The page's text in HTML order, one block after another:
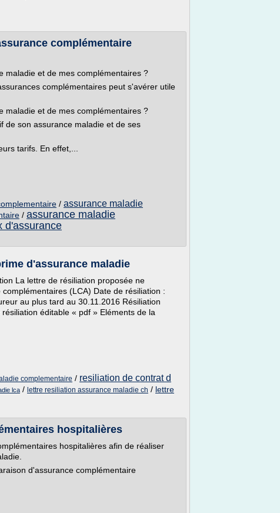
complémentaire
maladie et de mes complémentaires ?
complémentaires peut s'avérer utile
maladie et de mes complémentaires ?
de son assurance maladie et de ses
tarifs. En effet,...
/ assurance maladie
/ assurance maladie
d'assurance
d'assurance maladie
La lettre de résiliation proposée ne
(LCA) Date de résiliation :
au plus tard au 30.11.2016 Résiliation
éditable « pdf » Eléments de la
complementaire / resiliation de contrat d
lca / lettre resiliation assurance maladie ch / lettre
hospitalières
hospitalières afin de réaliser
d'assurance complémentaire